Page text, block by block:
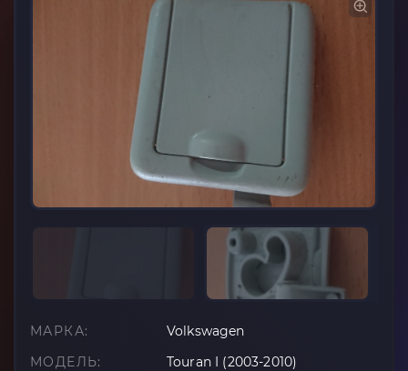
МАРКА:
Volkswagen
МОДЕЛЬ:
Touran I (2003-2010)